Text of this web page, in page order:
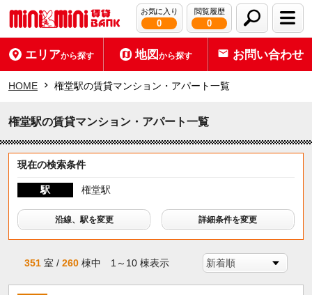
お気に入り
0
閲覧履歴
0
エリアから探す 地図から探す お問い合わせ
HOME 権堂駅の賃貸マンション・アパート一覧
権堂駅の賃貸マンション・アパート一覧
現在の検索条件
駅 権堂駅
沿線、駅を変更 詳細条件を変更
351 室 /260 棟中 1～10 棟表示